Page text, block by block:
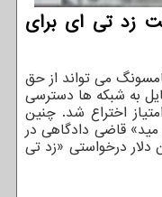
اختراع های شرکت زد تی ای برای
می تواند از حق
به شبکه ها دسترسی
حق امتیاز اختراع شد. چنین
که در ۲۰۲۱ میلادی به توافق برسند، «ریچارد مید» قاضی دادگاهی در
غرامت داد. این مبلغ بالاتر از حداکثر ۲۰۰ میلیون دلاری است که سامسونگ مدعی شده بود باید پرداخت کند اما کمتر از ۷۳۱ میلیون دلار درخواستی «زد تی